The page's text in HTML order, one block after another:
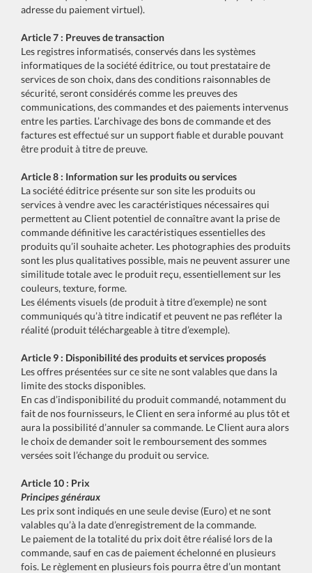
adresse du paiement virtuel).
Article 7 : Preuves de transaction
Les registres informatisés, conservés dans les systèmes
informatiques de la société éditrice, ou tout prestataire de
services de son choix, dans des conditions raisonnables de
sécurité, seront considérés comme les preuves des
communications, des commandes et des paiements intervenus
entre les parties. L’archivage des bons de commande et des
factures est effectué sur un support fiable et durable pouvant
être produit à titre de preuve.
Article 8 : Information sur les produits ou services
La société éditrice présente sur son site les produits ou
services à vendre avec les caractéristiques nécessaires qui
permettent au Client potentiel de connaître avant la prise de
commande définitive les caractéristiques essentielles des
produits qu’il souhaite acheter. Les photographies des produits
sont les plus qualitatives possible, mais ne peuvent assurer une
similitude totale avec le produit reçu, essentiellement sur les
couleurs, texture, forme.
Les éléments visuels (de produit à titre d’exemple) ne sont
communiqués qu’à titre indicatif et peuvent ne pas refléter la
réalité (produit téléchargeable à titre d’exemple).
Article 9 : Disponibilité des produits et services proposés
Les offres présentées sur ce site ne sont valables que dans la
limite des stocks disponibles.
En cas d’indisponibilité du produit commandé, notamment du
fait de nos fournisseurs, le Client en sera informé au plus tôt et
aura la possibilité d’annuler sa commande. Le Client aura alors
le choix de demander soit le remboursement des sommes
versées soit l’échange du produit ou service.
Article 10 : Prix
Principes généraux
Les prix sont indiqués en une seule devise (Euro) et ne sont
valables qu’à la date d’enregistrement de la commande.
Le paiement de la totalité du prix doit être réalisé lors de la
commande, sauf en cas de paiement échelonné en plusieurs
fois. Le règlement en plusieurs fois pourra être d’un montant